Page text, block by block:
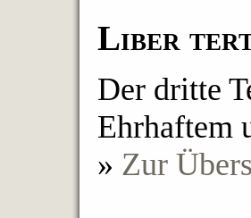
Liber
Der dritte
Ehrhaftem
» Zur